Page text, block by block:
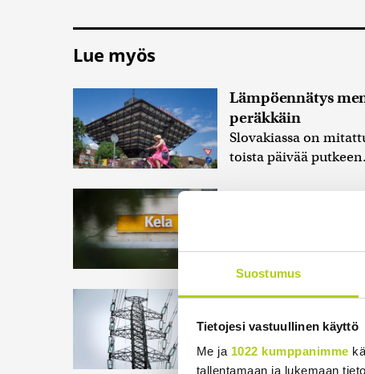
Suostumus
Tietojesi vastuullinen käyttö
Me ja 1022 kumppanimme
tallentamaan ja lukemaan
Lue myös
Lämpöennätys
peräkkäin
Slovakiassa on
toista päivää
Liettuan
hyökkäyksiä
Liettuan
kriittiseen